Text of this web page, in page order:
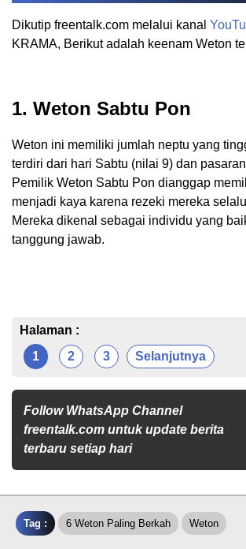
Dikutip freentalk.com melalui kanal
KRAMA, Berikut adalah keenam Weton
1. Weton Sabtu Pon
Weton ini memiliki jumlah neptu yang
terdiri dari hari Sabtu (nilai 9) dan
Pemilik Weton Sabtu Pon dianggap
menjadi kaya karena rezeki mereka
Mereka dikenal sebagai individu yang
tanggung jawab.
Halaman :
1
2 3 Selanjutnya
Follow WhatsApp Channel
freentalk.com untuk update berita
terbaru setiap hari
Tag : 6 Weton Paling Berkah Weton